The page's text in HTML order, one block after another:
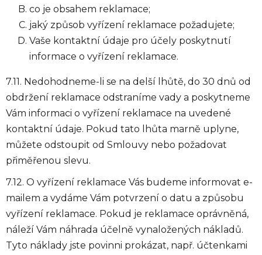
co je obsahem reklamace;
jaký způsob vyřízení reklamace požadujete;
Vaše kontaktní údaje pro účely poskytnutí
informace o vyřízení reklamace.
7.11. Nedohodneme-li se na delší lhůtě, do 30 dnů od
obdržení reklamace odstraníme vady a poskytneme
Vám informaci o vyřízení reklamace na uvedené
kontaktní údaje. Pokud tato lhůta marně uplyne,
můžete odstoupit od Smlouvy nebo požadovat
přiměřenou slevu.
7.12. O vyřízení reklamace Vás budeme informovat e-
mailem a vydáme Vám potvrzení o datu a způsobu
vyřízení reklamace. Pokud je reklamace oprávněná,
náleží Vám náhrada účelně vynaložených nákladů.
Tyto náklady jste povinni prokázat, např. účtenkami